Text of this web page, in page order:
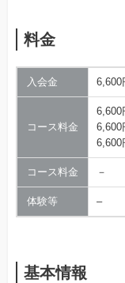
料金
入会金 6,600
コース料金
6,600
6,600
6,600
コース料金 －
体験等 –
基本情報